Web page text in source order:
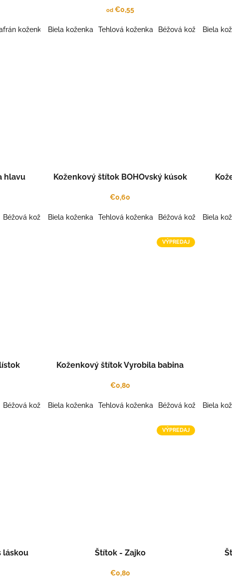
koženka Karamel kož. Mint koženka Brúsená koženka ŽLTÁ
od€0,55
Biela koženka Tehlová koženka Béžová koženkaBiela
hlavu
Béžová koženka Šedá koženka Káva koženka Šafrán koženka
Koženkový štítok BOHOvský kúsok
€0,60
Biela koženka Tehlová koženka Béžová koženkaBiela
Béžová koženka Šedá koženka Káva koženka Šafrán koženka
VÝPREDAJ
Koženkový štítok Vyrobila babina
€0,80
Biela koženka Tehlová koženka Béžová koženkaBiela
láskou
VÝPREDAJ
Štítok - Zajko
€0,80